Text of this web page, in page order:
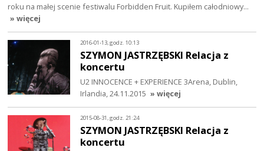
roku na małej scenie festiwalu Forbidden Fruit. Kupiłem całodniowy…
» więcej
2016-01-13, godz. 10:13
SZYMON JASTRZĘBSKI Relacja z
koncertu
U2 INNOCENCE + EXPERIENCE 3Arena, Dublin,
Irlandia, 24.11.2015 » więcej
2015-08-31, godz. 21:24
SZYMON JASTRZĘBSKI Relacja z
koncertu